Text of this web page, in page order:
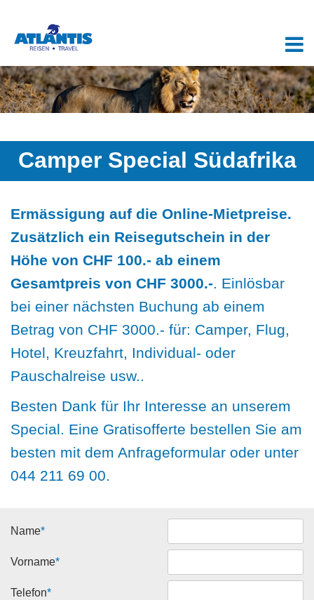
Camper Special Südafrika
Ermässigung auf die Online-Mietpreise.
Zusätzlich ein Reisegutschein in der
Höhe von CHF 100.- ab einem
Gesamtpreis von CHF 3000.-. Einlösbar
bei einer nächsten Buchung ab einem
Betrag von CHF 3000.- für: Camper, Flug,
Hotel, Kreuzfahrt, Individual- oder
Pauschalreise usw..
Besten Dank für Ihr Interesse an unserem
Special. Eine Gratisofferte bestellen Sie am
besten mit dem Anfrageformular oder unter
044 211 69 00.
Name*
Vorname*
Telefon*